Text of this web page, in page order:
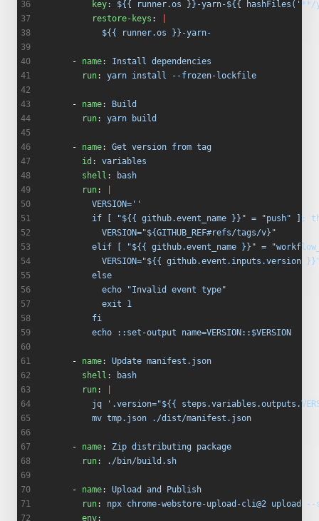
          key
: ${{ runner.os }}-yarn-${{
          restore-keys
:
            ${{ runner.os }}-yarn-
      -
name: Install dependencies
        run
: yarn install --frozen-lockfile
      -
name:
Build
        run
: yarn build
      -
name: Get version from tag
        id
: variables
        shell
:
bash
        run
:
          VERSION=''
if [ "${{ github.event_name }}" = "push" ];
            VERSION="${GITHUB_REF#refs/tags/v}"
elif [ "${{ github.event_name }}" =
VERSION="${{ github.event.inputs.version
          else
            echo "Invalid event type"
            exit 1
          fi
          echo ::set-output name=VERSION::$VERSION
      -
name: Update manifest.json
        shell
:
bash
        run
:
jq '.version="${{
          mv tmp.json ./dist/manifest.json
      -
name: Zip distributing package
        run
: ./bin/build.sh
      -
name: Upload and Publish
        run
: npx chrome-webstore-upload-cli@2 upload
        env
: